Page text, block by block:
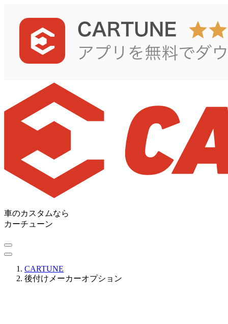
車のカスタムなら
カーチューン
CARTUNE
後付けメーカーオプション